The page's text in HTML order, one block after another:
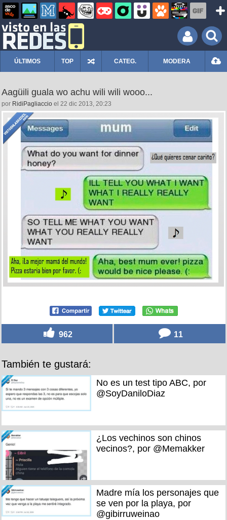
ÚLTIMOS TOP CATEG. MODERA
Aagüili guala wo achu wili wili wooo...
por RidiPagliaccio el 22 dic 2013, 20:23
962 11
También te gustará:
No es un test tipo ABC, por
@SoyDaniloDiaz
¿Los vechinos son chinos
vecinos?, por @Memakker
Madre mía los personajes que
se ven por la playa, por
@gibirruweinao